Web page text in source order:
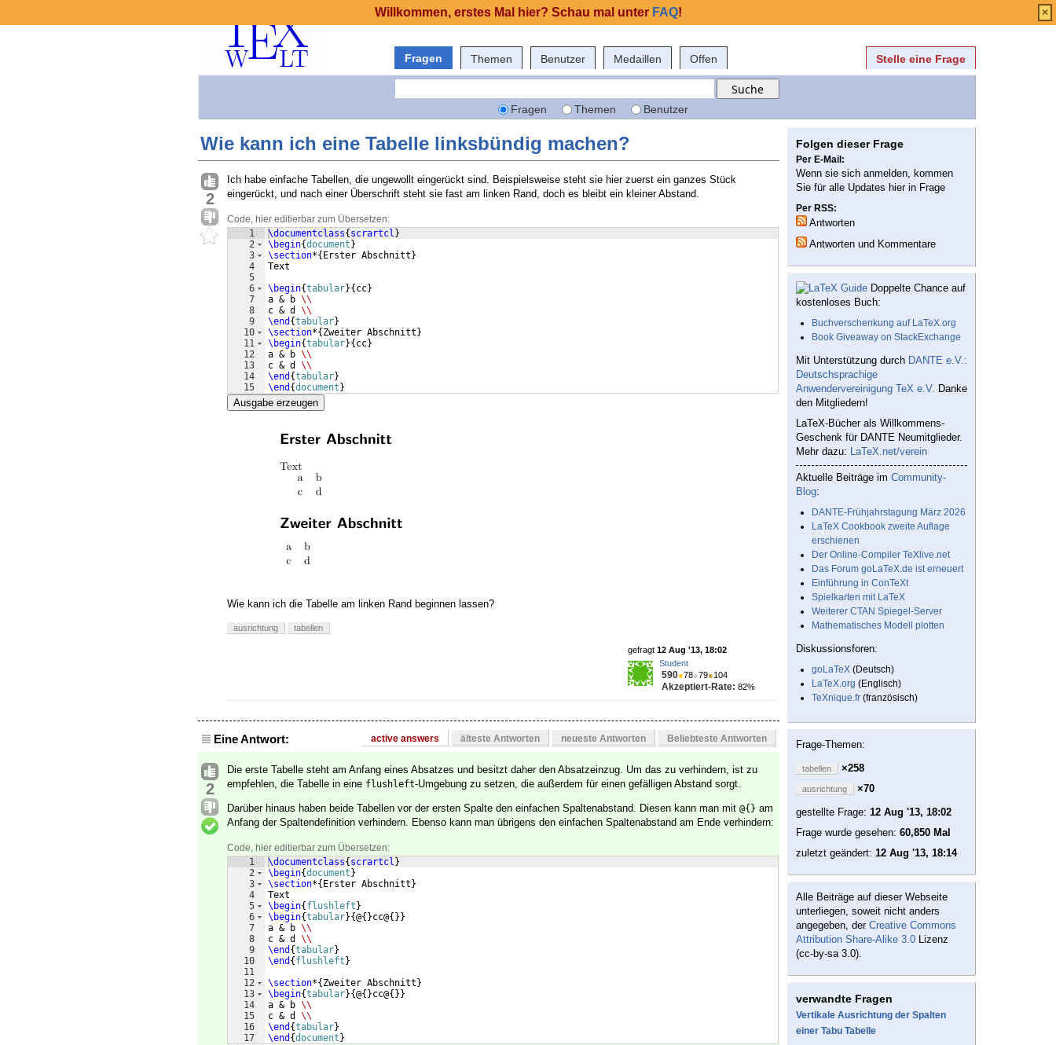
Fragen Themen Benutzer Medaillen Offen Stelle eine Frage
Fragen Themen Benutzer
Wie kann ich eine Tabelle linksbündig machen?
2
Ich habe einfache Tabellen, die ungewollt eingerückt sind. Beispielsweise steht sie hier zuerst ein ganzes Stück
eingerückt, und nach einer Überschrift steht sie fast am linken Rand, doch es bleibt ein kleiner Abstand.
Code, hier editierbar zum Übersetzen:
1
2
3
4
5
6
7
8
9
10
11
12
13
14
15
\documentclass{ scrartcl }
\begin{document }
\section*{ Erster Abschnitt }
Text
\begin{tabular}{ cc}
a & b \\
c & d \\
\end {tabular}
\section*{ Zweiter Abschnitt }
\begin{tabular}{ cc}
a & b \\
c & d \\
\end {tabular}
\end {document }
Ausgabe erzeugen
Wie kann ich die Tabelle am linken Rand beginnen lassen?
ausrichtung tabellen
gefragt 12 Aug '13, 18:02
Student
590●78●79●104
Akzeptiert-Rate: 82%
Eine Antwort: active answers älteste Antworten neueste Antworten Beliebteste Antworten
2
Die erste Tabelle steht am Anfang eines Absatzes und besitzt daher den Absatzeinzug. Um das zu verhindern, ist zu
empfehlen, die Tabelle in eine flushleft-Umgebung zu setzen, die außerdem für einen gefälligen Abstand sorgt.
Darüber hinaus haben beide Tabellen vor der ersten Spalte den einfachen Spaltenabstand. Diesen kann man mit @{} am
Anfang der Spaltendefinition verhindern. Ebenso kann man übrigens den einfachen Spaltenabstand am Ende verhindern:
Code, hier editierbar zum Übersetzen:
1
2
3
4
5
6
7
8
9
10
11
12
13
14
15
16
17
\documentclass{ scrartcl }
\begin{document }
\section*{ Erster Abschnitt }
Text
\begin{ flushleft }
\begin{tabular}{@{ }cc@{ }}
a & b \\
c & d \\
\end {tabular}
\end { flushleft }
\section*{ Zweiter Abschnitt }
\begin{tabular}{@{ }cc@{ }}
a & b \\
c & d \\
\end {tabular}
\end {document }
Folgen dieser Frage
Per E-Mail:
Wenn sie sich anmelden, kommen
Sie für alle Updates hier in Frage
Per RSS:
Antworten
Antworten und Kommentare
Doppelte Chance auf
kostenloses Buch:
Buchverschenkung auf LaTeX.org
Book Giveaway on StackExchange
Mit Unterstützung durch DANTE e.V.:
Deutschsprachige
Anwendervereinigung TeX e.V. Danke
den Mitgliedern!
LaTeX-Bücher als Willkommens-
Geschenk für DANTE Neumitglieder.
Mehr dazu: LaTeX.net/verein
Aktuelle Beiträge im Community-
Blog:
DANTE-Frühjahrstagung März 2026
LaTeX Cookbook zweite Auflage
erschienen
Der Online-Compiler TeXlive.net
Das Forum goLaTeX.de ist erneuert
Einführung in ConTeXt
Spielkarten mit LaTeX
Weiterer CTAN Spiegel-Server
Mathematisches Modell plotten
Diskussionsforen:
goLaTeX (Deutsch)
LaTeX.org (Englisch)
TeXnique.fr (französisch)
Frage-Themen:
tabellen ×258
ausrichtung
×70
gestellte Frage: 12 Aug '13, 18:02
Frage wurde gesehen: 60,850 Mal
zuletzt geändert: 12 Aug '13, 18:14
Alle Beiträge auf dieser Webseite
unterliegen, soweit nicht anders
angegeben, der Creative Commons
Attribution Share-Alike 3.0 Lizenz
(cc-by-sa 3.0).
verwandte Fragen
Vertikale Ausrichtung der Spalten
einer Tabu Tabelle
Willkommen, erstes Mal hier? Schau mal unter FAQ! ×